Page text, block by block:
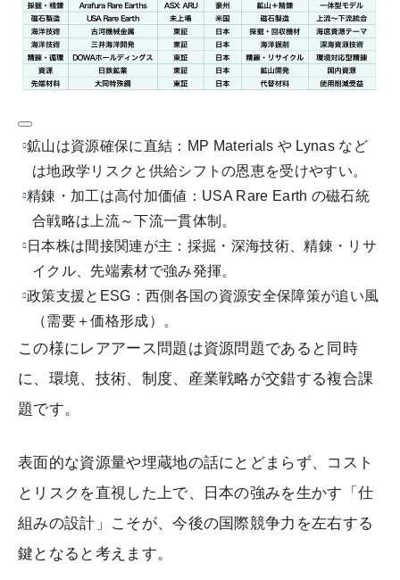
鉱山は資源確保に直結：MP Materials や Lynas など
は地政学リスクと供給シフトの恩恵を受けやすい。
精錬・加工は高付加価値：USA Rare Earth の磁石統
合戦略は上流～下流一貫体制。
日本株は間接関連が主：採掘・深海技術、精錬・リサ
イクル、先端素材で強み発揮。
政策支援とESG：西側各国の資源安全保障策が追い風
（需要＋価格形成）。
この様にレアアース問題は資源問題であると同時
に、環境、技術、制度、産業戦略が交錯する複合課
題です。
表面的な資源量や埋蔵地の話にとどまらず、コスト
とリスクを直視した上で、日本の強みを生かす「仕
組みの設計」こそが、今後の国際競争力を左右する
鍵となると考えます。